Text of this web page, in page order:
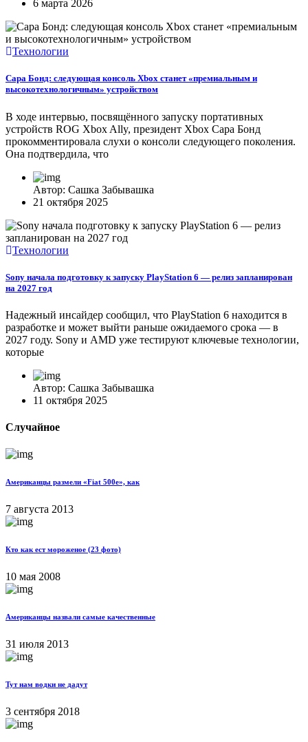
6 марта 2026
Технологии
Сара Бонд: следующая консоль Xbox станет «премиальным и
высокотехнологичным» устройством
В ходе интервью, посвящённого запуску портативных
устройств ROG Xbox Ally, президент Xbox Сара Бонд
прокомментировала слухи о консоли следующего поколения.
Она подтвердила, что
Автор: Сашка Забывашка
21 октября 2025
Технологии
Sony начала подготовку к запуску PlayStation 6 — релиз запланирован
на 2027 год
Надежный инсайдер сообщил, что PlayStation 6 находится в
разработке и может выйти раньше ожидаемого срока — в
2027 году. Sony и AMD уже тестируют ключевые технологии,
которые
Автор: Сашка Забывашка
11 октября 2025
Случайное
Американцы размели «Fiat 500e», как
7 августа 2013
Кто как ест мороженое (23 фото)
10 мая 2008
Американцы назвали самые качественные
31 июля 2013
Тут нам водки не дадут
3 сентября 2018